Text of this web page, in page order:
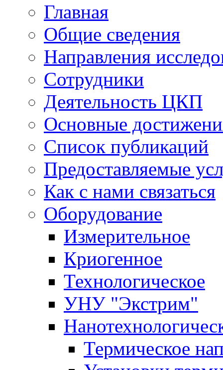
Главная
Общие сведения
Направления
Сотрудники
Деятельность ЦКП
Основные
Список публикаций
Предоставляемые
Как с нами связаться
Оборудование
Измерительное
Криогенное
Технологическое
УНУ "Экстрим"
Термическое